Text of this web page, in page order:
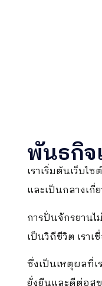
พันธกิจ
เราเริ่มต้นเว็บไ
และเป็นกลางเ
การปั่นจักรยานไ
เป็นวิถีชีวิต เรา
ซึ่งเป็นเหตุผลที่เ